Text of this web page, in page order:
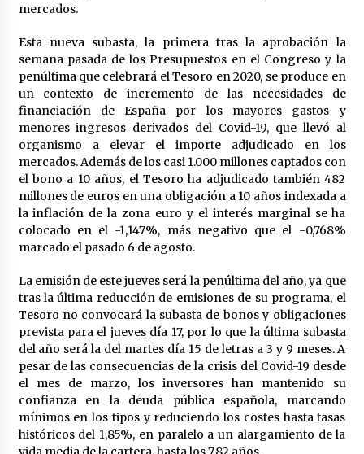
Todos los cortes de tráfico por la Feria de
Sevilla 2022: del jueves 28 de abril al 8 de mayo
26 de abril de 2022
El cultivo casero de marihuana deja sin luz dos
meses a 256 familias en Sevilla
22 de abril de 2022
La Feria de Abril de Sevilla será un 25% más
cara por la crisis mundial
18 de abril de 2022
mercados.
Esta nueva subasta, la primera tras la aprobación la
semana pasada de los Presupuestos en el Congreso y la
penúltima que celebrará el Tesoro en 2020, se produce en
un contexto de incremento de las necesidades de
financiación de España por los mayores gastos y
menores ingresos derivados del Covid-19, que llevó al
organismo a elevar el importe adjudicado en los
mercados. Además de los casi 1.000 millones captados con
el bono a 10 años, el Tesoro ha adjudicado también 482
millones de euros en una obligación a 10 años indexada a
la inflación de la zona euro y el interés marginal se ha
colocado en el -1,147%, más negativo que el -0,768%
marcado el pasado 6 de agosto.
La emisión de este jueves será la penúltima del año, ya que
tras la última reducción de emisiones de su programa, el
Tesoro no convocará la subasta de bonos y obligaciones
prevista para el jueves día 17, por lo que la última subasta
del año será la del martes día 15 de letras a 3 y 9 meses. A
pesar de las consecuencias de la crisis del Covid-19 desde
el mes de marzo, los inversores han mantenido su
confianza en la deuda pública española, marcando
mínimos en los tipos y reduciendo los costes hasta tasas
históricos del 1,85%, en paralelo a un alargamiento de la